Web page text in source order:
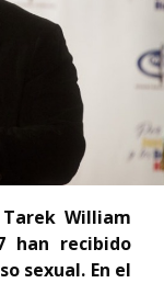
William
han recibido
sexual. En el